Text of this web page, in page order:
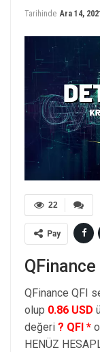
Tarihinde Ara 14, 2021
22
Pay
QFinance QFI
olup 0.86 USD
değeri ? QFI *
HENÜZ